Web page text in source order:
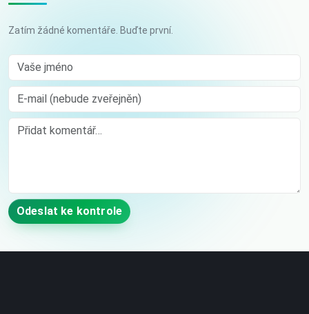
Zatím žádné komentáře. Buďte první.
Vaše jméno
E-mail (nebude zveřejněn)
Comment
Odeslat ke kontrole